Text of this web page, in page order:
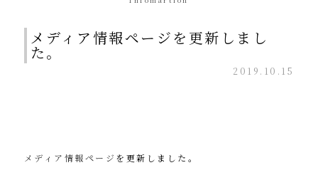
メディア情報ページを更新しまし
た。
2019.10.15
メディア情報ページ を更新しました。